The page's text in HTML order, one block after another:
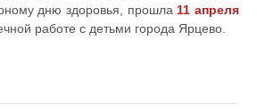
дню здоровья, прошла 11 апреля
работе с детьми города Ярцево.